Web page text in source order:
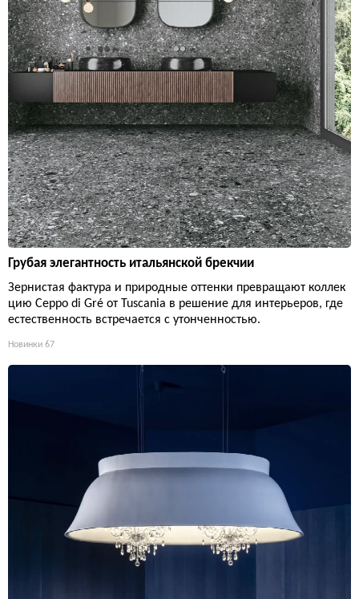
Грубая элегантность итальянской брекчии
Зернистая фактура и природные оттенки превращают коллек
цию Ceppo di Gré от Tuscania в решение для интерьеров, где
естественность встречается с утонченностью.
Новинки 67